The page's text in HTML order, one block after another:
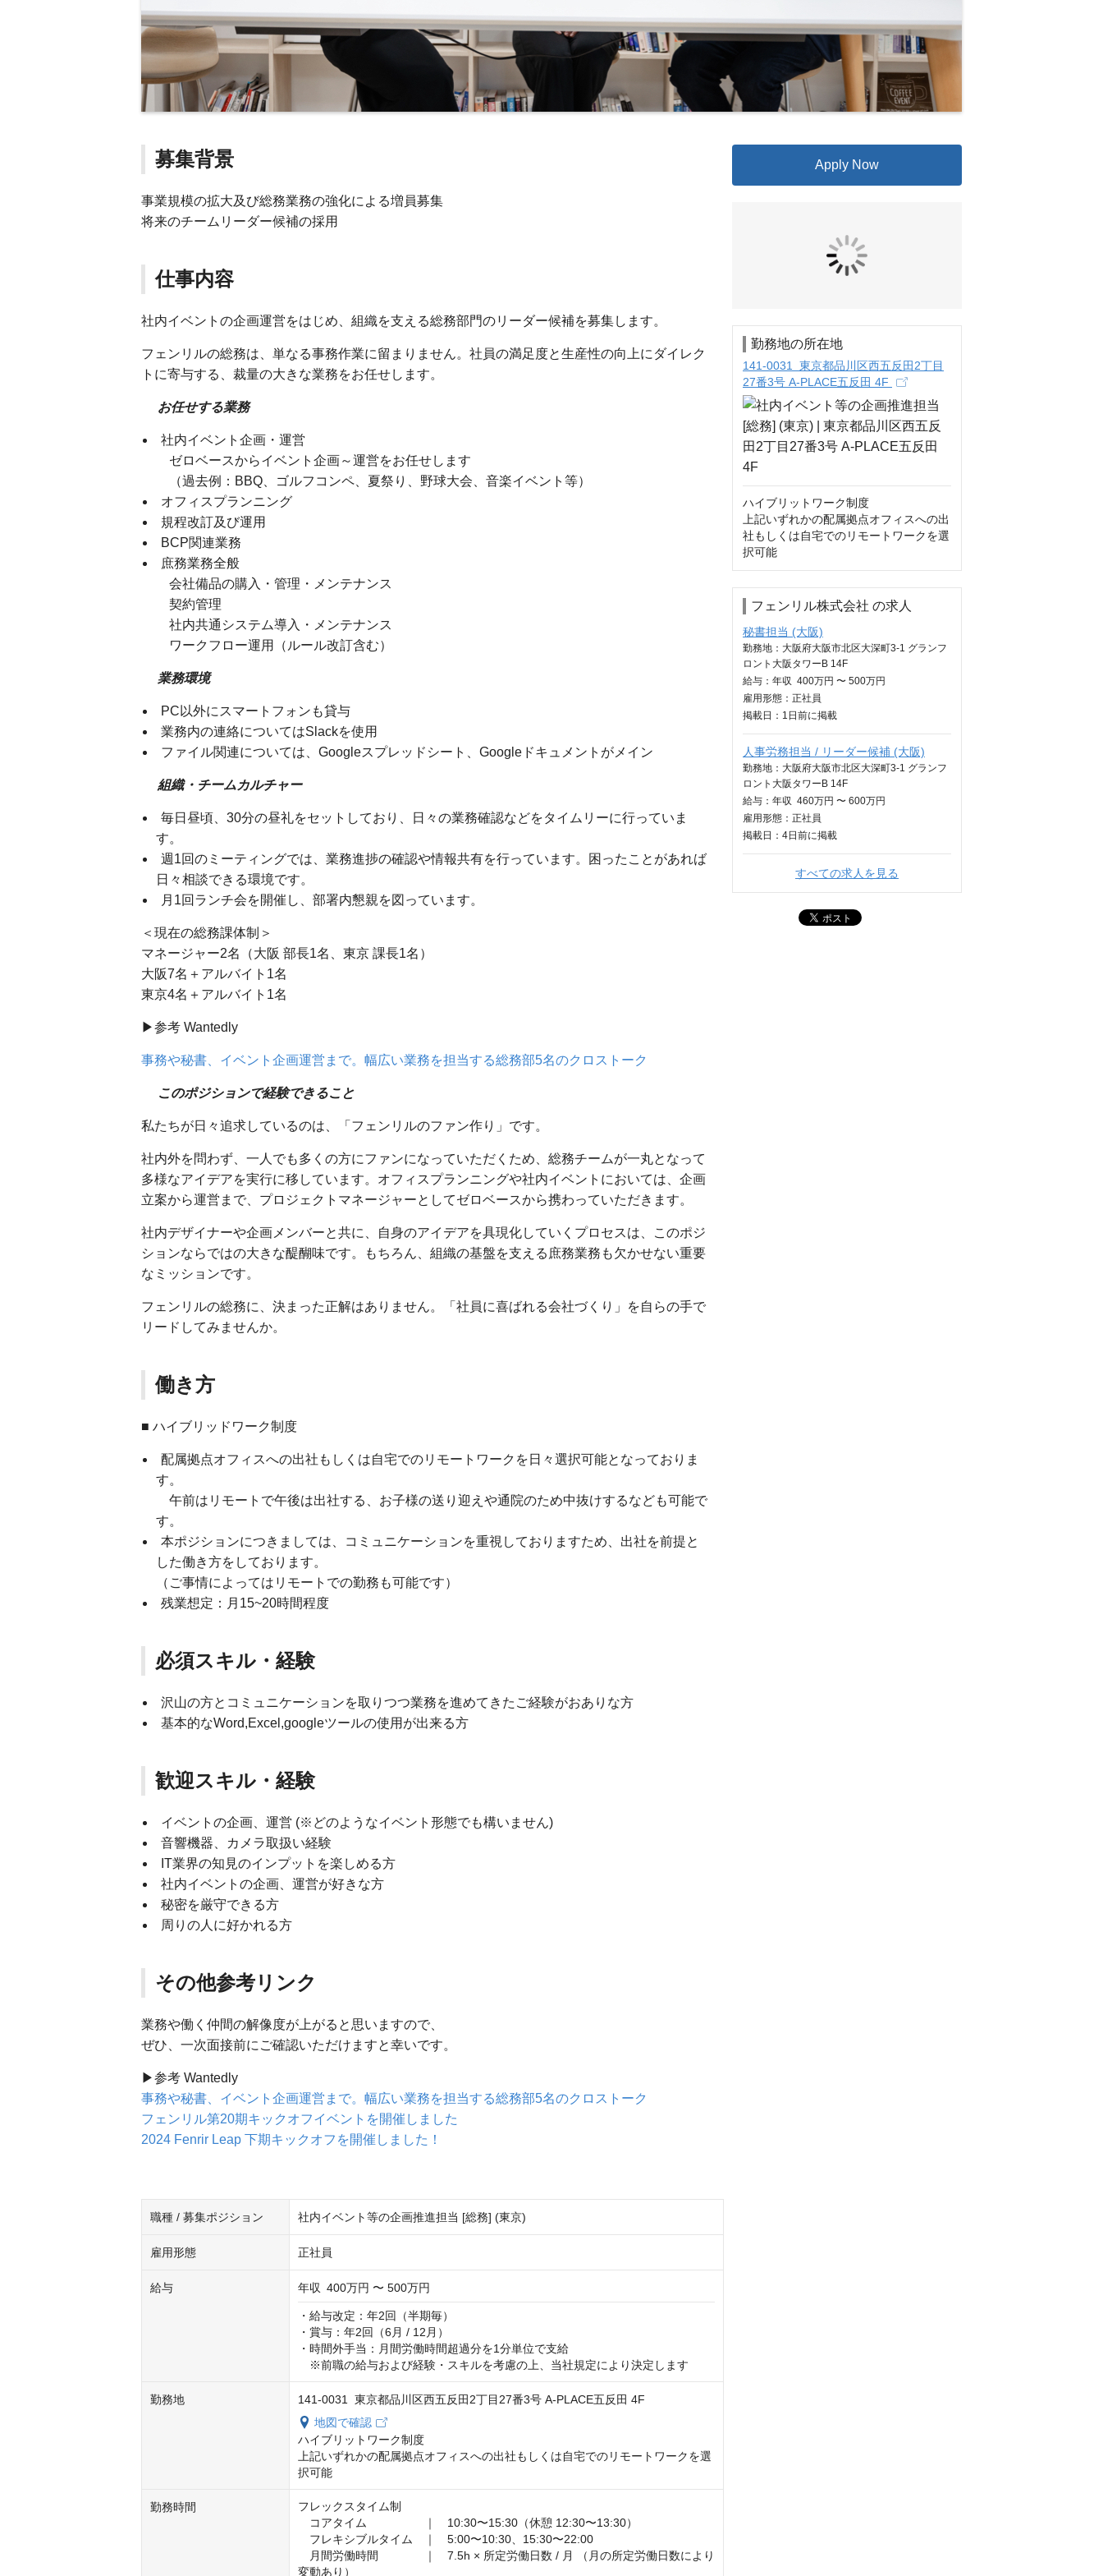
募集背景
事業規模の拡大及び総務業務の強化による増員募集
将来のチームリーダー候補の採用
仕事内容
社内イベントの企画運営をはじめ、組織を支える総務部門のリーダー候補を募集します。
フェンリルの総務は、単なる事務作業に留まりません。社員の満足度と生産性の向上にダイレク
トに寄与する、裁量の大きな業務をお任せします。
お任せする業務
社内イベント企画・運営
ゼロベースからイベント企画～運営をお任せします
（過去例：BBQ、ゴルフコンペ、夏祭り、野球大会、音楽イベント等）
オフィスプランニング
規程改訂及び運用
BCP関連業務
庶務業務全般
会社備品の購入・管理・メンテナンス
契約管理
社内共通システム導入・メンテナンス
ワークフロー運用（ルール改訂含む）
業務環境
PC以外にスマートフォンも貸与
業務内の連絡についてはSlackを使用
ファイル関連については、Googleスプレッドシート、Googleドキュメントがメイン
組織・チームカルチャー
毎日昼頃、30分の昼礼をセットしており、日々の業務確認などをタイムリーに行っていま
す。
週1回のミーティングでは、業務進捗の確認や情報共有を行っています。困ったことがあれば
日々相談できる環境です。
月1回ランチ会を開催し、部署内懇親を図っています。
＜現在の総務課体制＞
マネージャー2名（大阪 部長1名、東京 課長1名）
大阪7名＋アルバイト1名
東京4名＋アルバイト1名
▶︎参考 Wantedly
事務や秘書、イベント企画運営まで。幅広い業務を担当する総務部5名のクロストーク
このポジションで経験できること
私たちが日々追求しているのは、「フェンリルのファン作り」です。
社内外を問わず、一人でも多くの方にファンになっていただくため、総務チームが一丸となって
多様なアイデアを実行に移しています。オフィスプランニングや社内イベントにおいては、企画
立案から運営まで、プロジェクトマネージャーとしてゼロベースから携わっていただきます。
社内デザイナーや企画メンバーと共に、自身のアイデアを具現化していくプロセスは、このポジ
ションならではの大きな醍醐味です。もちろん、組織の基盤を支える庶務業務も欠かせない重要
なミッションです。
フェンリルの総務に、決まった正解はありません。「社員に喜ばれる会社づくり」を自らの手で
リードしてみませんか。
働き方
■ ハイブリッドワーク制度
配属拠点オフィスへの出社もしくは自宅でのリモートワークを日々選択可能となっておりま
す。
午前はリモートで午後は出社する、お子様の送り迎えや通院のため中抜けするなども可能で
す。
本ポジションにつきましては、コミュニケーションを重視しておりますため、出社を前提と
した働き方をしております。
（ご事情によってはリモートでの勤務も可能です）
残業想定：月15~20時間程度
必須スキル・経験
沢山の方とコミュニケーションを取りつつ業務を進めてきたご経験がおありな方
基本的なWord,Excel,googleツールの使用が出来る方
歓迎スキル・経験
イベントの企画、運営 (※どのようなイベント形態でも構いません)
音響機器、カメラ取扱い経験
IT業界の知見のインプットを楽しめる方
社内イベントの企画、運営が好きな方
秘密を厳守できる方
周りの人に好かれる方
その他参考リンク
業務や働く仲間の解像度が上がると思いますので、
ぜひ、一次面接前にご確認いただけますと幸いです。
▶︎参考 Wantedly
事務や秘書、イベント企画運営まで。幅広い業務を担当する総務部5名のクロストーク
フェンリル第20期キックオフイベントを開催しました
2024 Fenrir Leap 下期キックオフを開催しました！
職種 / 募集ポジション 社内イベント等の企画推進担当 [総務] (東京)
雇用形態 正社員
給与 年収 400万円 〜 500万円
・給与改定：年2回（半期毎）
・賞与：年2回（6月 / 12月）
・時間外手当：月間労働時間超過分を1分単位で支給
※前職の給与および経験・スキルを考慮の上、当社規定により決定します
勤務地
141-0031 東京都品川区西五反田2丁目27番3号 A-PLACE五反田 4F
地図で確認
ハイブリットワーク制度
上記いずれかの配属拠点オフィスへの出社もしくは自宅でのリモートワークを選
択可能
勤務時間
フレックスタイム制
コアタイム　　　　　｜　10:30〜15:30（休憩 12:30〜13:30）
フレキシブルタイム　｜　5:00〜10:30、15:30〜22:00
月間労働時間　　　　｜　7.5h × 所定労働日数 / 月 （月の所定労働日数により
変動あり）
Apply Now
勤務地の所在地
141-0031 東京都品川区西五反田2丁目
27番3号 A-PLACE五反田 4F
ハイブリットワーク制度
上記いずれかの配属拠点オフィスへの出
社もしくは自宅でのリモートワークを選
択可能
フェンリル株式会社 の求人
秘書担当 (大阪)
勤務地：大阪府大阪市北区大深町3-1 グランフ
ロント大阪タワーB 14F
給与： 年収 400万円 〜 500万円
雇用形態：正社員
掲載日： 1日 前に掲載
人事労務担当 / リーダー候補 (大阪)
勤務地：大阪府大阪市北区大深町3-1 グランフ
ロント大阪タワーB 14F
給与： 年収 460万円 〜 600万円
雇用形態：正社員
掲載日： 4日 前に掲載
すべての求人を見る